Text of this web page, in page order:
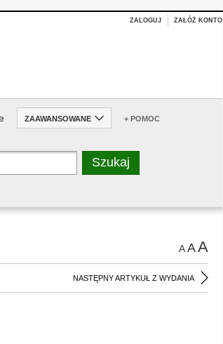
ZALOGUJ ZAŁÓŻ KONTO
ZAAWANSOWANE + POMOC
AAA
NASTĘPNY ARTYKUŁ Z WYDANIA